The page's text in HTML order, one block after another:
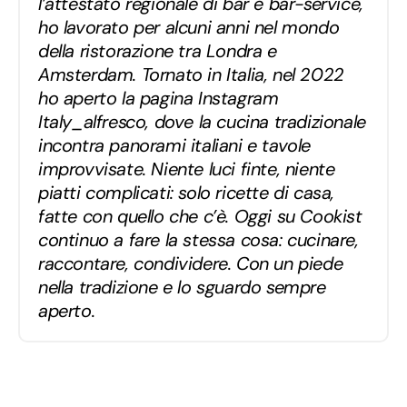
ho lavorato per alcuni anni nel mondo
della ristorazione tra Londra e
Amsterdam. Tornato in Italia, nel 2022
ho aperto la pagina Instagram
Italy_alfresco, dove la cucina tradizionale
incontra panorami italiani e tavole
improvvisate. Niente luci finte, niente
piatti complicati: solo ricette di casa,
fatte con quello che c’è. Oggi su Cookist
continuo a fare la stessa cosa: cucinare,
raccontare, condividere. Con un piede
nella tradizione e lo sguardo sempre
aperto.